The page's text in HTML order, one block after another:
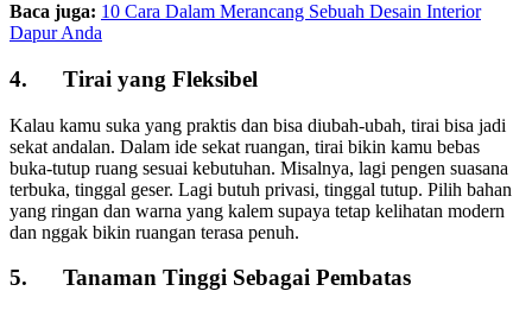
Baca juga: 10 Cara Dalam Merancang Sebuah Desain Interior
Dapur Anda
4. Tirai yang Fleksibel
Kalau kamu suka yang praktis dan bisa diubah-ubah, tirai bisa jadi
sekat andalan. Dalam ide sekat ruangan, tirai bikin kamu bebas
buka-tutup ruang sesuai kebutuhan. Misalnya, lagi pengen suasana
terbuka, tinggal geser. Lagi butuh privasi, tinggal tutup. Pilih bahan
yang ringan dan warna yang kalem supaya tetap kelihatan modern
dan nggak bikin ruangan terasa penuh.
5. Tanaman Tinggi Sebagai Pembatas